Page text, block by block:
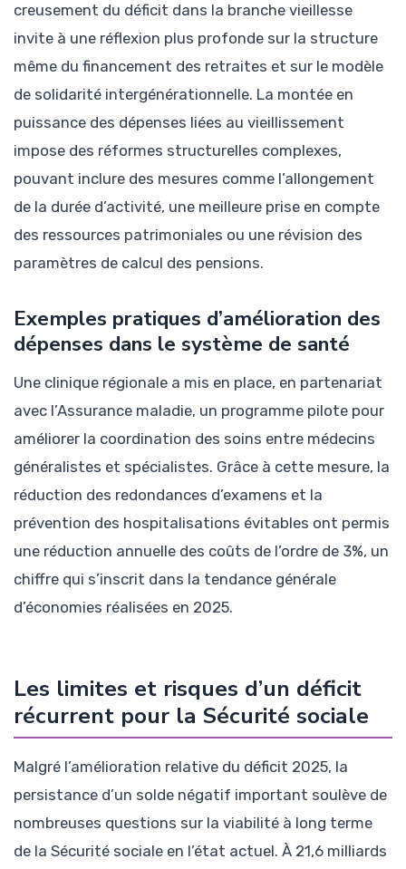
creusement du déficit dans la branche vieillesse
invite à une réflexion plus profonde sur la structure
même du financement des retraites et sur le modèle
de solidarité intergénérationnelle. La montée en
puissance des dépenses liées au vieillissement
impose des réformes structurelles complexes,
pouvant inclure des mesures comme l’allongement
de la durée d’activité, une meilleure prise en compte
des ressources patrimoniales ou une révision des
paramètres de calcul des pensions.
Exemples pratiques d’amélioration des
dépenses dans le système de santé
Une clinique régionale a mis en place, en partenariat
avec l’Assurance maladie, un programme pilote pour
améliorer la coordination des soins entre médecins
généralistes et spécialistes. Grâce à cette mesure, la
réduction des redondances d’examens et la
prévention des hospitalisations évitables ont permis
une réduction annuelle des coûts de l’ordre de 3%, un
chiffre qui s’inscrit dans la tendance générale
d’économies réalisées en 2025.
Les limites et risques d’un déficit
récurrent pour la Sécurité sociale
Malgré l’amélioration relative du déficit 2025, la
persistance d’un solde négatif important soulève de
nombreuses questions sur la viabilité à long terme
de la Sécurité sociale en l’état actuel. À 21,6 milliards